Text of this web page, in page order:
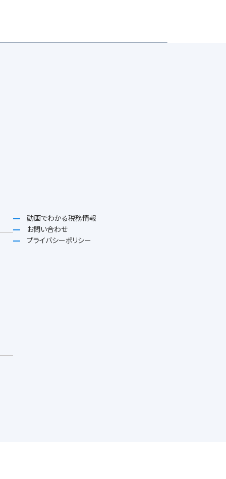
動画でわかる税務情報
お問い合わせ
プライバシーポリシー